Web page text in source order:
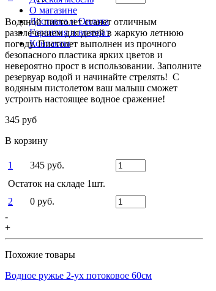
О магазине
Доставка и Оплата
Гарантия и возврат
Контакты
Водяной пистолет станет отличным
развлечением для детей в жаркую летнюю
погоду. Пистолет выполнен из прочного
безопасного пластика ярких цветов и
невероятно прост в использовании. Заполните
резервуар водой и начинайте стрелять! С
водяным пистолетом ваш малыш сможет
устроить настоящее водное сражение!
345 руб
В корзину
1
345 руб.
Остаток на складе 1шт.
2
0 руб.
-
+
Похожие товары
Водное ружье 2-ух потоковое 60см